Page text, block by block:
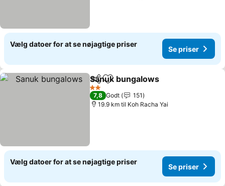
Vælg datoer for at se nøjagtige priser
Se priser
Del Føj til favoritter
Sanuk bungalows
2 Stjerner
7,8 Godt
151
19.9 km til Koh Racha Yai
Vælg datoer for at se nøjagtige priser
Se priser